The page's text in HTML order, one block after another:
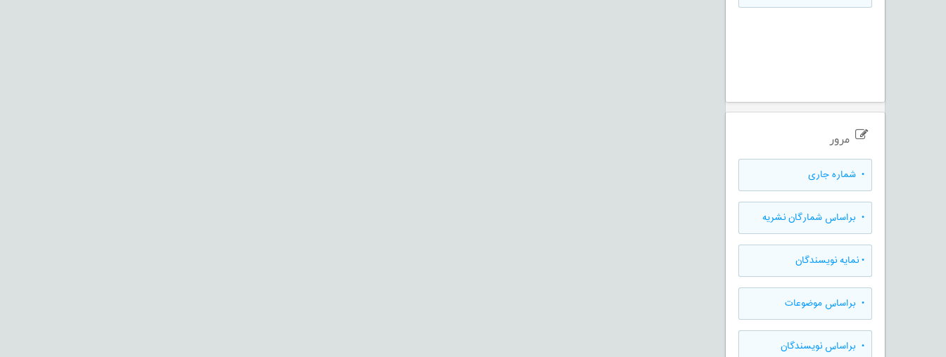
مرور
• شماره جاری
• براساس شمارگان نشریه
•نمایه نویسندگان
• براساس موضوعات
• براساس نویسندگان